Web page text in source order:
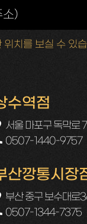
치를 보실 수 있
수역점
서울 마포구 독막로
0507-1440-9757
산깡통시장
부산 중구 보수대로
0507-1344-7375